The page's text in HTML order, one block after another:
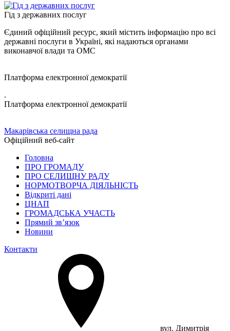
Гід з державних послуг
Єдиний офіційний ресурс, який містить інформацію про всі
державні послуги в Україні, які надаються органами
виконавчої влади та ОМС
Платформа електронної демократії
.
Платформа електронної демократії
Макарівська селищна рада
Офіційний веб-сайт
Головна
ПРО ГРОМАДУ
ПРО СЕЛИЩНУ РАДУ
НОРМОТВОРЧА ДІЯЛЬНІСТЬ
Відкриті дані
ЦНАП
ГРОМАДСЬКА УЧАСТЬ
Прямий зв’язок
Новини
Контакти
вул. Димитрія